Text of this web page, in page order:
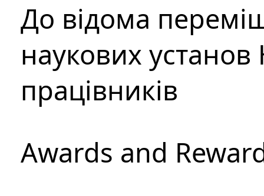
До відома
наукових установ
працівників
Awards and